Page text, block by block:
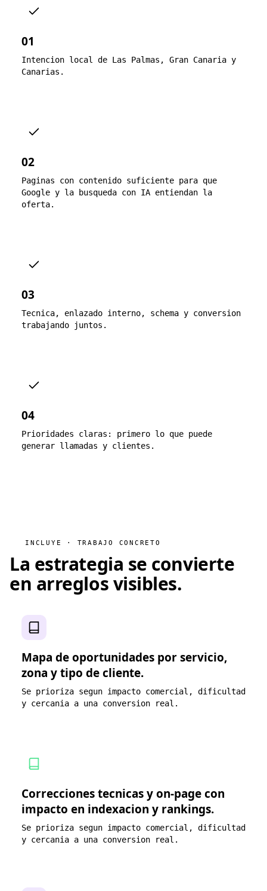
01
Intencion local de Las Palmas, Gran Canaria y
Canarias.
02
Paginas con contenido suficiente para que
Google y la busqueda con IA entiendan la
oferta.
03
Tecnica, enlazado interno, schema y conversion
trabajando juntos.
04
Prioridades claras: primero lo que puede
generar llamadas y clientes.
INCLUYE · TRABAJO CONCRETO
La estrategia se convierte
en arreglos visibles.
Mapa de oportunidades por servicio,
zona y tipo de cliente.
Se prioriza segun impacto comercial, dificultad
y cercania a una conversion real.
Correcciones tecnicas y on-page con
impacto en indexacion y rankings.
Se prioriza segun impacto comercial, dificultad
y cercania a una conversion real.